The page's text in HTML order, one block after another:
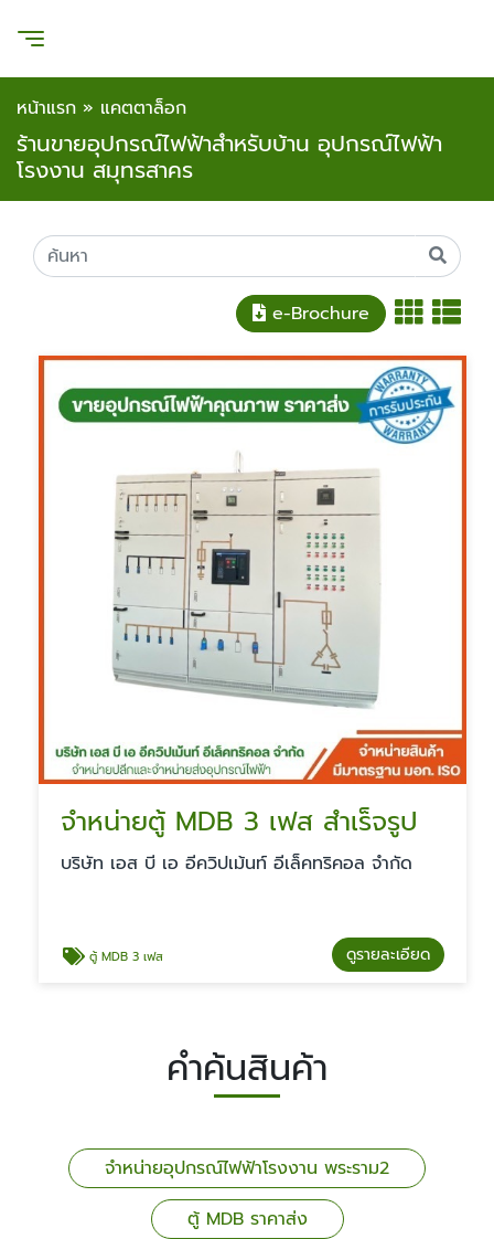
หน้าแรก » แคตตาล็อก
ร้านขายอุปกรณ์ไฟฟ้าสำหรับบ้าน อุปกรณ์ไฟฟ้า
โรงงาน สมุทรสาคร
e-Brochure
จำหน่ายตู้ MDB 3 เฟส สําเร็จรูป
บริษัท เอส บี เอ อีควิปเม้นท์ อีเล็คทริคอล จำกัด
ตู้ MDB 3 เฟส ดูรายละเอียด
คำค้นสินค้า
จำหน่ายอุปกรณ์ไฟฟ้าโรงงาน พระราม2
ตู้ MDB ราคาส่ง